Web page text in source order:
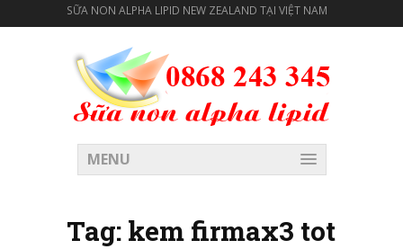
SỮA NON ALPHA LIPID NEW ZEALAND TẠI VIỆT NAM
MENU
Tag: kem firmax3 tot